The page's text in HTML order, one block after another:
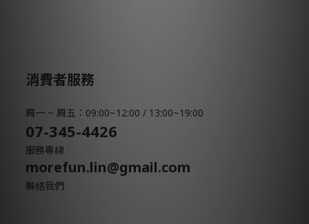
消費者服務
周一 ~ 周五：09:00~12:00 / 13:00~19:00
07-345-4426
服務專線
morefun.lin@gmail.com
聯絡我們